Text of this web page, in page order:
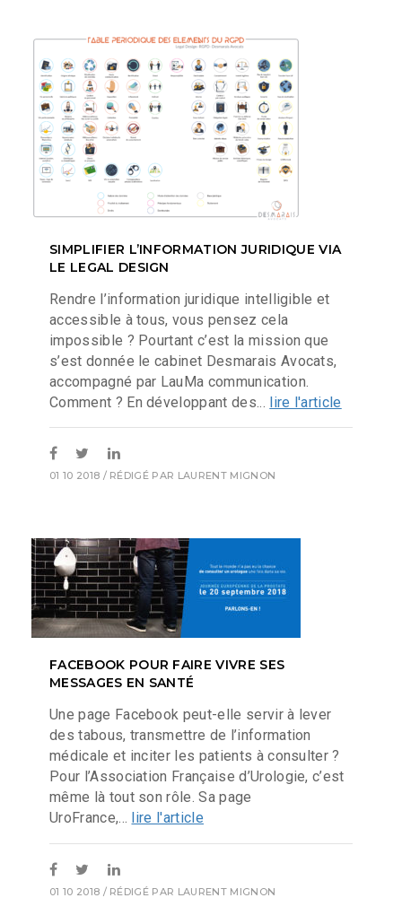
SIMPLIFIER L’INFORMATION JURIDIQUE VIA
LE LEGAL DESIGN
Rendre l’information juridique intelligible et
accessible à tous, vous pensez cela
impossible ? Pourtant c’est la mission que
s’est donnée le cabinet Desmarais Avocats,
accompagné par LauMa communication.
Comment ? En développant des... lire l'article
01 10 2018 / RÉDIGÉ PAR LAURENT MIGNON
FACEBOOK POUR FAIRE VIVRE SES
MESSAGES EN SANTÉ
Une page Facebook peut-elle servir à lever
des tabous, transmettre de l’information
médicale et inciter les patients à consulter ?
Pour l’Association Française d’Urologie, c’est
même là tout son rôle. Sa page
UroFrance,... lire l'article
01 10 2018 / RÉDIGÉ PAR LAURENT MIGNON